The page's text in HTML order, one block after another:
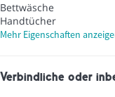
Bettwäsche
Handtücher
Mehr Eigenschaften
Verbindliche oder